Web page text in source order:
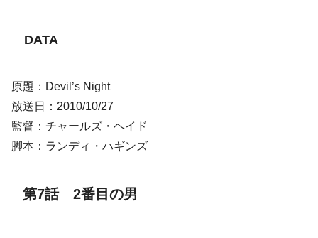
DATA
原題：Devil’s Night
放送日：2010/10/27
監督：チャールズ・ヘイド
脚本：ランディ・ハギンズ
第7話 2番目の男